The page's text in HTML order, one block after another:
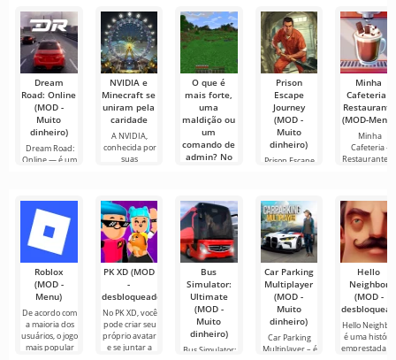
para edição de
vídeo,
garantindo um
programas de
TV em
até
outros
usuários ou
encontrar
Dream
Road: Online
(MOD -
Muito
dinheiro)
Dream Road:
Online — é um
NVIDIA e
Minecraft se
uniram pela
caridade
A NVIDIA,
conhecida por
suas
O que é
mais forte,
uma
maldição ou
um
comando de
admin? No
Aqui estou eu
Prison
Escape
Journey
(MOD -
Muito
dinheiro)
Prison Escape
jogo de
Minha
Cafeteria -
Restaurante
(MOD-Menu)
Minha
Cafeteria -
Restaurante
Roblox
(MOD -
Menu)
De acordo com
a maioria dos
usuários, o jogo
mais popular
PK XD (MOD
-
desbloqueado)
No PK XD, você
pode criar seu
próprio avatar
e se juntar a
Bus
Simulator:
Ultimate
(MOD -
Muito
dinheiro)
Bus Simulator:
Car Parking
Multiplayer
(MOD -
Muito
dinheiro)
Car Parking
Multiplayer – é
Hello
Neighbor
(MOD -
Hello
é uma história
emprestada